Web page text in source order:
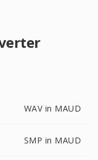
WAV in MAUD
SMP in MAUD